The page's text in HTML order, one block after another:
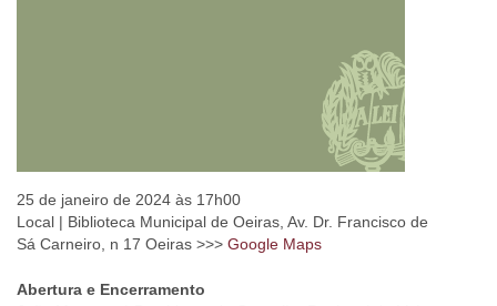
25 de janeiro de 2024 às 17h00
Local | Biblioteca Municipal de Oeiras, Av. Dr. Francisco de
Sá Carneiro, n 17 Oeiras >>> Google Maps
Abertura e Encerramento